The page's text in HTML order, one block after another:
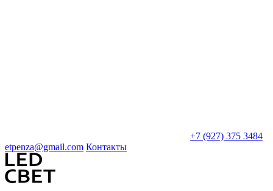
+7 (927) 375 3484
etpenza@gmail.com Контакты